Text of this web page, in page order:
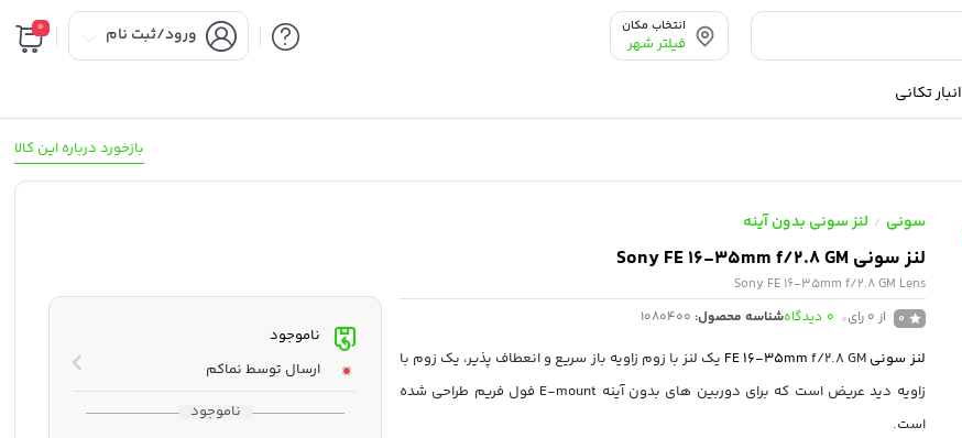
انتخاب مکان
فیلتر شهر ورود/ثبت نام 0
انبار تکانی
بازخورد درباره این کالا
سونی / لنز سونی بدون آینه
لنز سونی Sony FE 16-35mm f/2.8 GM
Sony FE 16-35mm f/2.8 GM Lens
0 از 0 رای 0 دیدگاهشناسه محصول: 1080400
لنز سونی FE 16-35mm f/2.8 GM یک لنز با زوم زاویه باز سریع و انعطاف پذیر، یک زوم با
زاویه دید عریض است که برای دوربین های بدون آینه E-mount فول فریم طراحی شده
است.
ناموجود
ارسال توسط نماکم
ناموجود